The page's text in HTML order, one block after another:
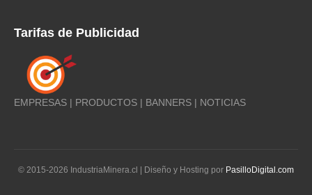
Tarifas de Publicidad
EMPRESAS | PRODUCTOS | BANNERS | NOTICIAS
© 2015-2026 IndustriaMinera.cl | Diseño y Hosting por PasilloDigital.com